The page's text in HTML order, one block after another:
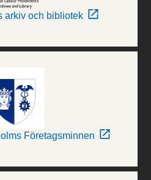
arkiv och bibliotek
Företagsminnen